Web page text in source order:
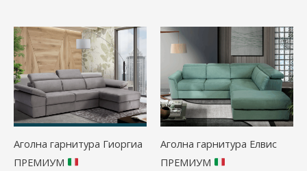
Аголна гарнитура Гиоргиа
ПРЕМИУМ
Аголна гарнитура Елвис
ПРЕМИУМ